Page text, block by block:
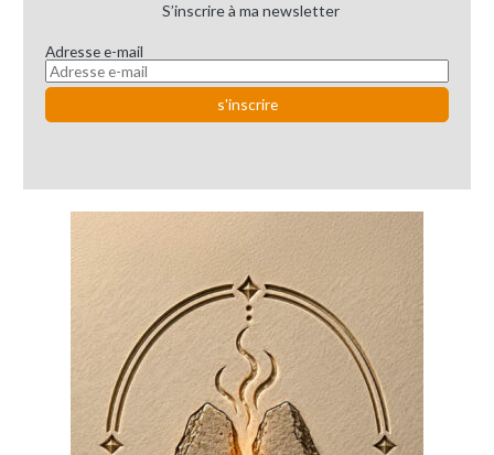
S’inscrire à ma newsletter
Adresse e-mail